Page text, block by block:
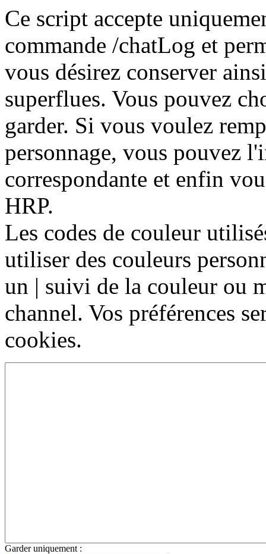
Ce script accepte
commande /chatLog et
vous désirez conserver
superflues. Vous pouvez
garder. Si vous voulez
personnage, vous pouvez
correspondante et enfin
HRP.
Les codes de couleur
utiliser des couleurs
un | suivi de la couleur ou
channel. Vos préférences
cookies.
Garder uniquement :